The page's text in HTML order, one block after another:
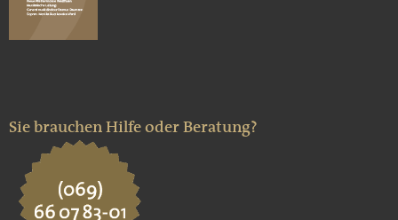
Sie brauchen Hilfe oder Beratung?